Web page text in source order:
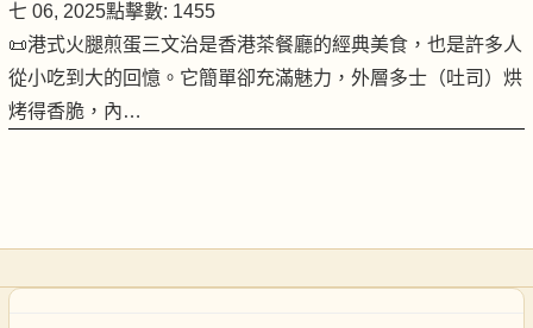
七 06, 2025點擊數: 1455
📜港式火腿煎蛋三文治是香港茶餐廳的經典美食，也是許多人
從小吃到大的回憶。它簡單卻充滿魅力，外層多士（吐司）烘
烤得香脆，內…